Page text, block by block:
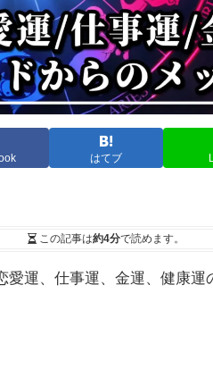
はてブ
この記事は約4分で読めます。
運、仕事運、金運、健康運